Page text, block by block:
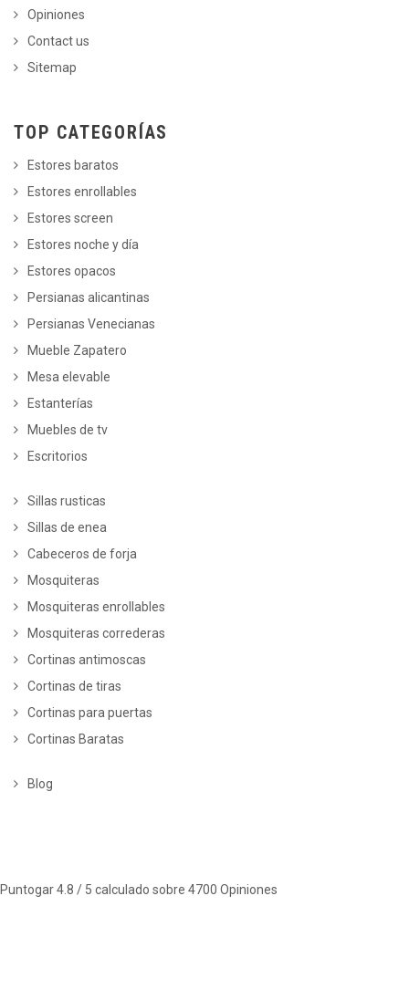
Opiniones
Contact us
Sitemap
TOP CATEGORÍAS
Estores baratos
Estores enrollables
Estores screen
Estores noche y día
Estores opacos
Persianas alicantinas
Persianas Venecianas
Mueble Zapatero
Mesa elevable
Estanterías
Muebles de tv
Escritorios
Sillas rusticas
Sillas de enea
Cabeceros de forja
Mosquiteras
Mosquiteras enrollables
Mosquiteras correderas
Cortinas antimoscas
Cortinas de tiras
Cortinas para puertas
Cortinas Baratas
Blog
Puntogar4.8 / 5 calculado sobre 4700 Opiniones